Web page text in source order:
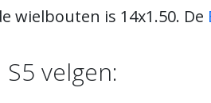
wielbouten is 14x1.50. De
S5 velgen: